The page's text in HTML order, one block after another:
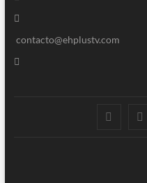
contacto@ehplustv.com
facebook